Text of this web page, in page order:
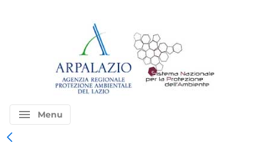
menu Menu